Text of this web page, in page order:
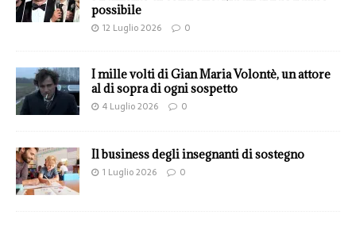
possibile
12 Luglio 2026 0
I mille volti di Gian Maria Volontè, un attore
al di sopra di ogni sospetto
4 Luglio 2026 0
Il business degli insegnanti di sostegno
1 Luglio 2026 0